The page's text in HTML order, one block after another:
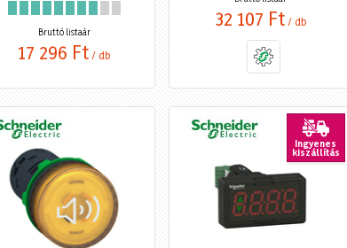
Bruttó listaár
17 296 Ft / db
32 107 Ft / db
Ingyenes
kiszállítás